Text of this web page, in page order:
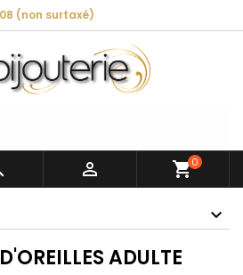
(non surtaxé)
 shopping_cart0
ADULTE